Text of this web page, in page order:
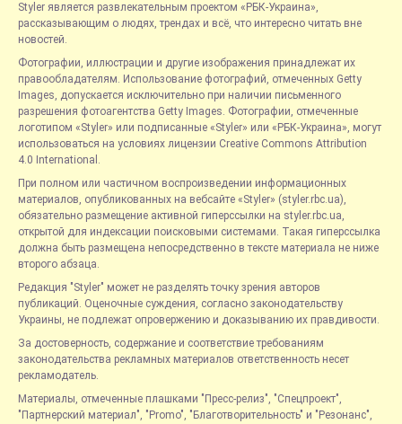
Styler является развлекательным проектом «РБК-Украина»,
рассказывающим о людях, трендах и всё, что интересно читать вне
новостей.
Фотографии, иллюстрации и другие изображения принадлежат их
правообладателям. Использование фотографий, отмеченных Getty
Images, допускается исключительно при наличии письменного
разрешения фотоагентства Getty Images. Фотографии, отмеченные
логотипом «Styler» или подписанные «Styler» или «РБК-Украина», могут
использоваться на условиях лицензии Creative Commons Attribution
4.0 International.
При полном или частичном воспроизведении информационных
материалов, опубликованных на вебсайте «Styler» (styler.rbc.ua),
обязательно размещение активной гиперссылки на styler.rbc.ua,
открытой для индексации поисковыми системами. Такая гиперссылка
должна быть размещена непосредственно в тексте материала не ниже
второго абзаца.
Редакция "Styler" может не разделять точку зрения авторов
публикаций. Оценочные суждения, согласно законодательству
Украины, не подлежат опровержению и доказыванию их правдивости.
За достоверность, содержание и соответствие требованиям
законодательства рекламных материалов ответственность несет
рекламодатель.
Материалы, отмеченные плашками "Пресс-релиз", "Спецпроект",
"Партнерский материал", "Promo", "Благотворительность" и "Резонанс",